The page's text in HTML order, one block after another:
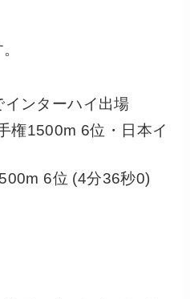
ンターハイ出場
1500m 6位・日本イ
6位 (4分36秒0)